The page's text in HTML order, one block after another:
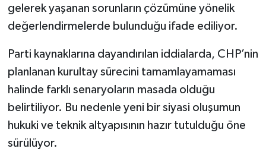
gelerek yaşanan sorunların çözümüne yönelik
değerlendirmelerde bulunduğu ifade ediliyor.
Parti kaynaklarına dayandırılan iddialarda, CHP’nin
planlanan kurultay sürecini tamamlayamaması
halinde farklı senaryoların masada olduğu
belirtiliyor. Bu nedenle yeni bir siyasi oluşumun
hukuki ve teknik altyapısının hazır tutulduğu öne
sürülüyor.